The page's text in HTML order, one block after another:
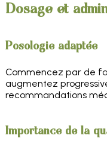
Dosage et
Posologie adaptée
Commencez par de
augmentez
recommandations
Importance de la